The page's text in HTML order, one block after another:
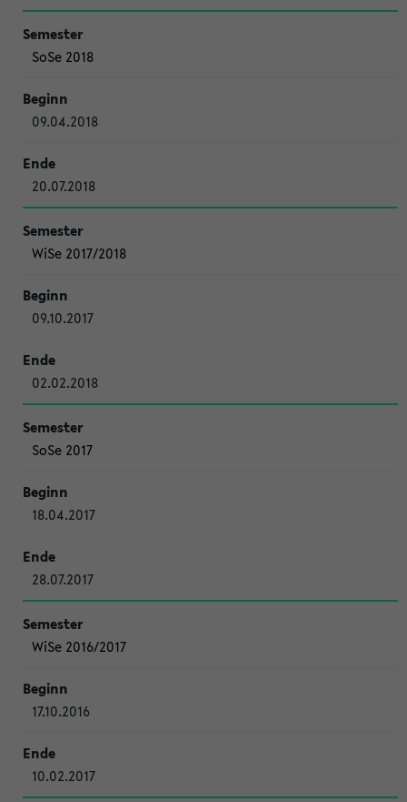
SoSe 2018
09.04.2018
20.07.2018
WiSe 2017/2018
09.10.2017
02.02.2018
SoSe 2017
18.04.2017
28.07.2017
WiSe 2016/2017
17.10.2016
10.02.2017